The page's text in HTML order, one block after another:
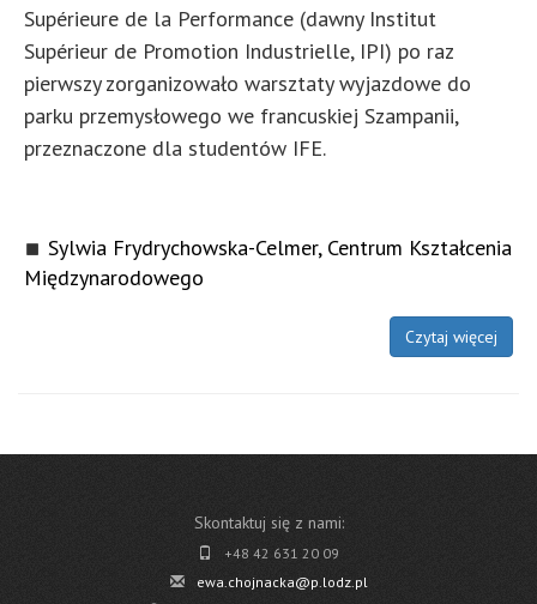
Supérieure de la Performance (dawny Institut
Supérieur de Promotion Industrielle, IPI) po raz
pierwszy zorganizowało warsztaty wyjazdowe do
parku przemysłowego we francuskiej Szampanii,
przeznaczone dla studentów IFE.
Sylwia Frydrychowska-Celmer, Centrum Kształcenia
Międzynarodowego
Czytaj więcej
Skontaktuj się z nami:
+48 42 631 20 09
ewa.chojnacka@p.lodz.pl